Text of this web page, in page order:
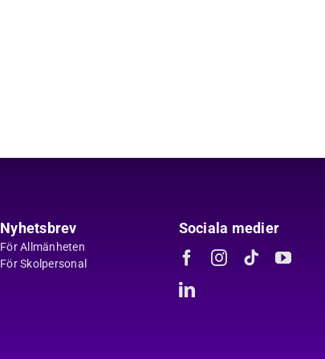
Nyhetsbrev
För Allmänheten
För Skolpersonal
Sociala medier